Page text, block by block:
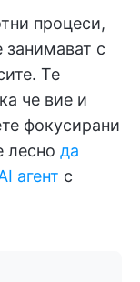
процеси,
занимават с
Те
че вие и
фокусирани
лесно да
агент с